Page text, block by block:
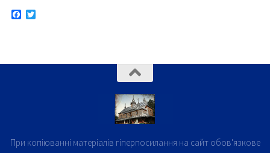
Facebook
При копіюванні матеріалів гіперпосилання на сайт обов'язкове